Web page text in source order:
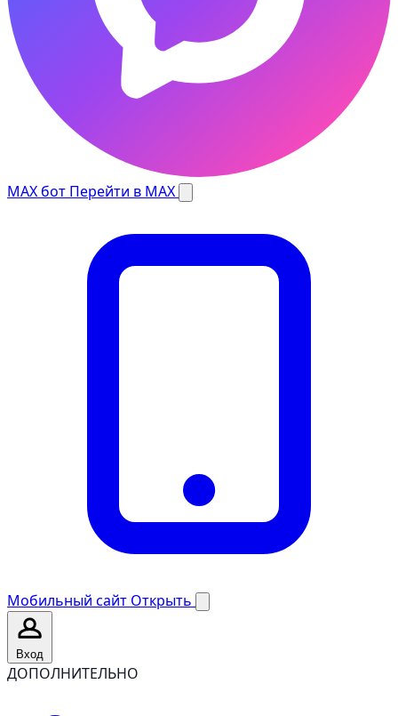
MAX бот Перейти в MAX
Мобильный сайт Открыть
Вход
ДОПОЛНИТЕЛЬНО